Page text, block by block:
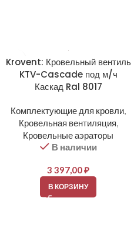
Krovent: Кровельный вентиль
KTV-Cascade под м/ч
Каскад Ral 8017
Комплектующие для кровли,
Кровельная вентиляция,
Кровельные аэраторы
В наличии
3 397,00₽
В КОРЗИНУ